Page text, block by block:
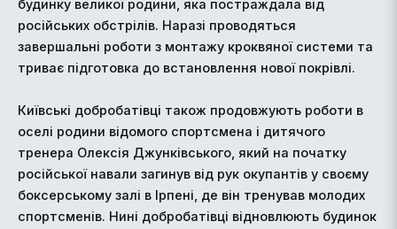
будинку великої родини, яка постраждала від
російських обстрілів. Наразі проводяться
завершальні роботи з монтажу кроквяної системи та
триває підготовка до встановлення нової покрівлі.
Київські добробатівці також продовжують роботи в
оселі родини відомого спортсмена і дитячого
тренера Олексія Джунківського, який на початку
російської навали загинув від рук окупантів у своєму
боксерському залі в Ірпені, де він тренував молодих
спортсменів. Нині добробатівці відновлюють будинок